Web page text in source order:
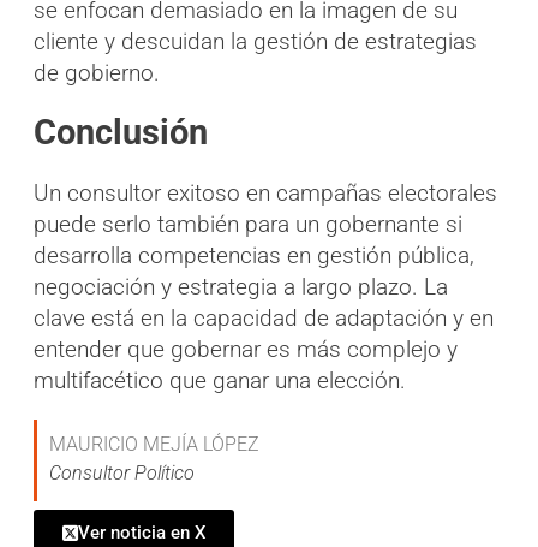
se enfocan demasiado en la imagen de su
cliente y descuidan la gestión de estrategias
de gobierno.
Conclusión
Un consultor exitoso en campañas electorales
puede serlo también para un gobernante si
desarrolla competencias en gestión pública,
negociación y estrategia a largo plazo. La
clave está en la capacidad de adaptación y en
entender que gobernar es más complejo y
multifacético que ganar una elección.
MAURICIO MEJÍA LÓPEZ
Consultor Político
Ver noticia en X